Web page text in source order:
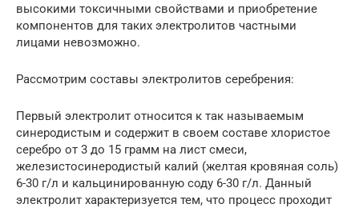
высокими токсичными свойствами и приобретение
компонентов для таких электролитов частными
лицами невозможно.
Рассмотрим составы электролитов серебрения:
Первый электролит относится к так называемым
синеродистым и содержит в своем составе хлористое
серебро от 3 до 15 грамм на лист смеси,
железистосинеродистый калий (желтая кровяная соль)
6-30 г/л и кальцинированную соду 6-30 г/л. Данный
электролит характеризуется тем, что процесс проходит